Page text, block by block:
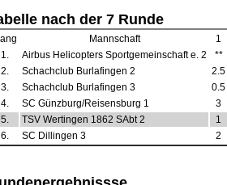
nach der 7 Runde
Mannschaft
1
1.
Airbus Helicopters Sportgemeinschaft e. 2
**
2.
Schachclub Burlafingen 2
2.5
3.
Schachclub Burlafingen 3
0.5
4.
SC Günzburg/Reisensburg 1
3
5.
TSV Wertingen 1862 SAbt 2
1
6.
SC Dillingen 3 2